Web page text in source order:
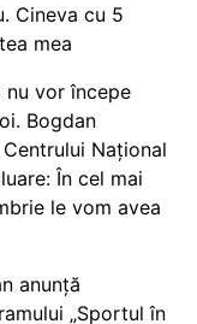
Cineva cu 5
mea
nu vor începe
Bogdan
Național
În cel mai
le vom avea
anunță
„Sportul în